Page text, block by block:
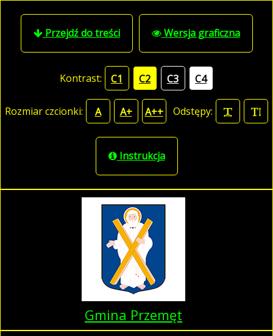
Przejdź do treści Wersja graficzna
Kontrast: C1 C2 C3 C4
Rozmiar czcionki: A A+ A++ Odstępy:
Instrukcja
Gmina Przemęt